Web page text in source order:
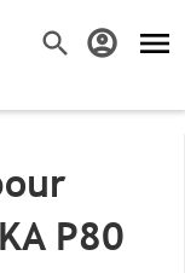
search account_circle menu
P80